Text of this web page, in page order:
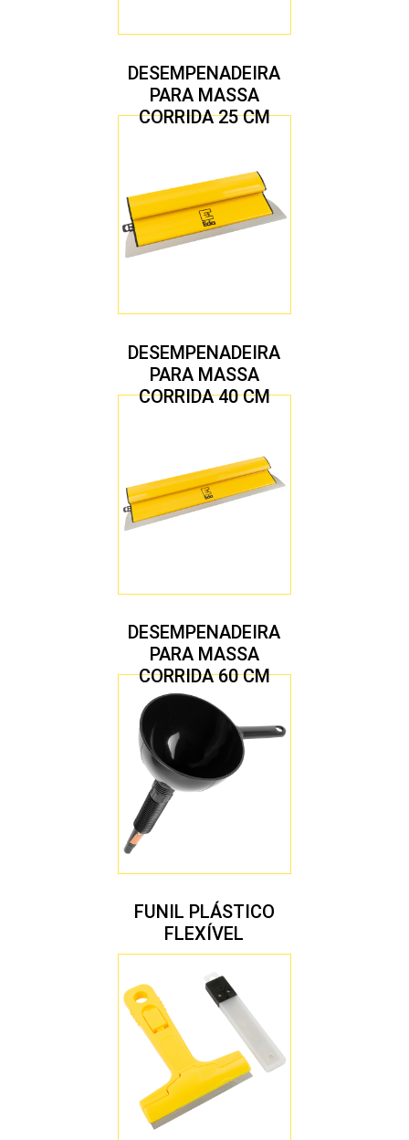
DESEMPENADEIRA
PARA MASSA
CORRIDA 25 CM
DESEMPENADEIRA
PARA MASSA
CORRIDA 40 CM
DESEMPENADEIRA
PARA MASSA
CORRIDA 60 CM
FUNIL PLÁSTICO
FLEXÍVEL